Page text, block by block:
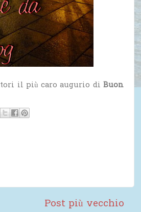
il più caro augurio diBuon
Post più vecchio